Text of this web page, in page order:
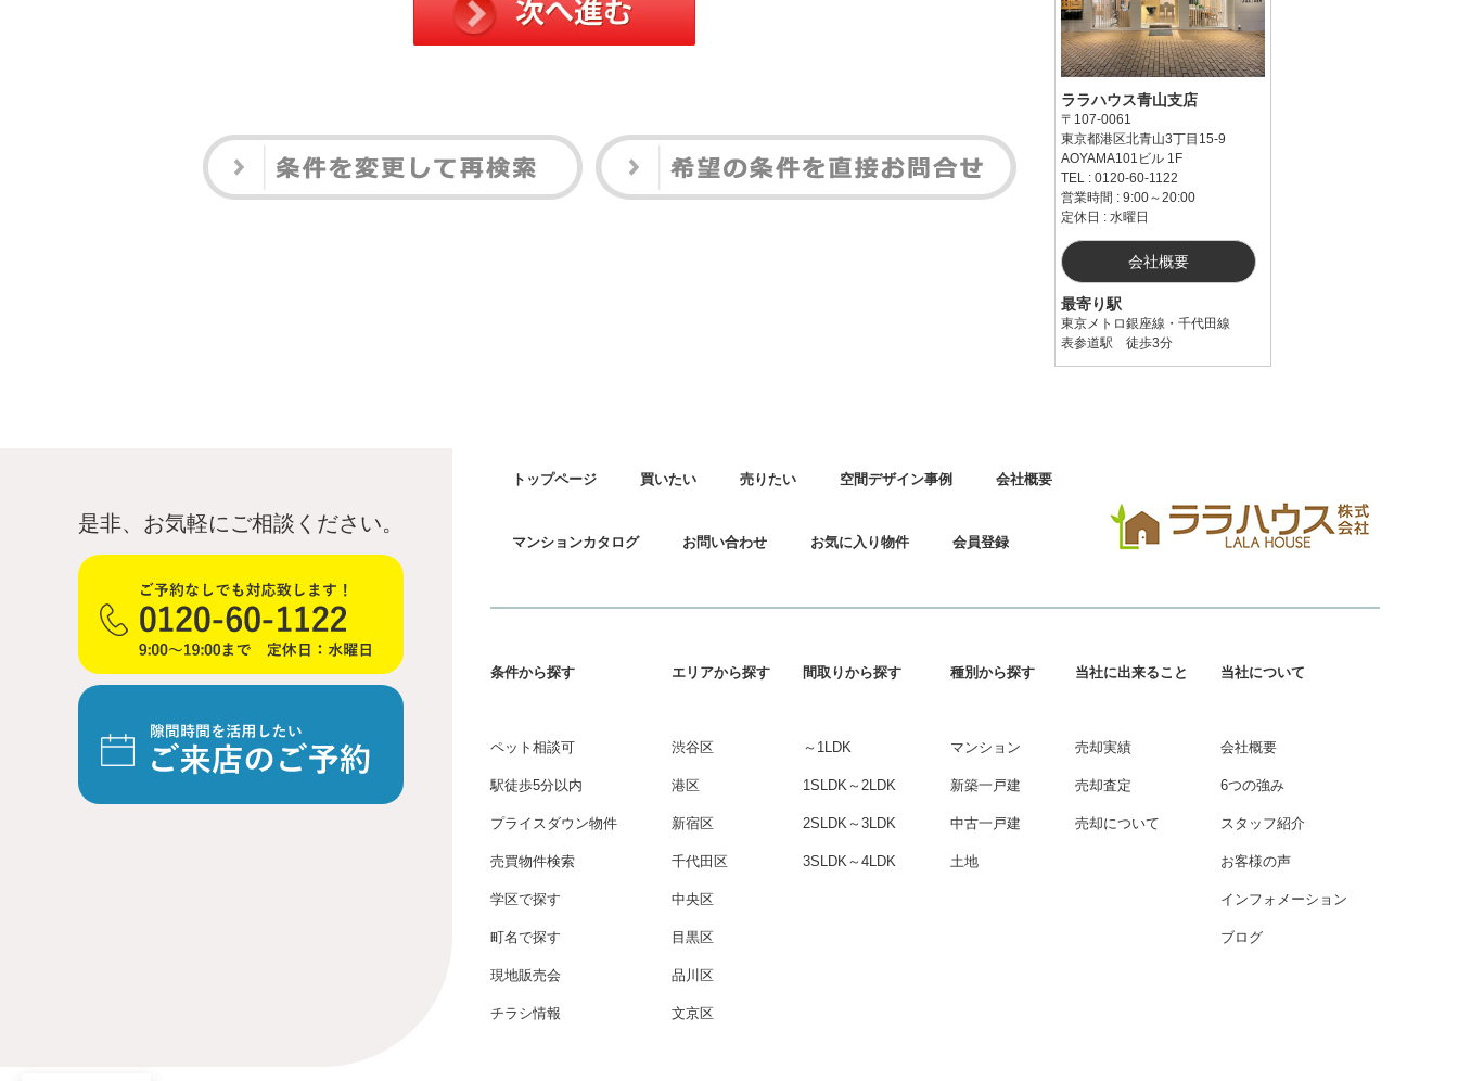
ララハウス青山支店
〒107-0061
東京都港区北青山3丁目15-9
AOYAMA101ビル 1F
TEL : 0120-60-1122
営業時間 : 9:00～20:00
定休日 : 水曜日
会社概要
最寄り駅
東京メトロ銀座線・千代田線
表参道駅 徒歩3分
是非、お気軽にご相談ください。
トップページ 買いたい 売りたい 空間デザイン事例 会社概要
マンションカタログ お問い合わせ お気に入り物件 会員登録
条件から探す
ペット相談可
駅徒歩5分以内
プライスダウン物件
売買物件検索
学区で探す
町名で探す
現地販売会
チラシ情報
エリアから探す
渋谷区
港区
新宿区
千代田区
中央区
目黒区
品川区
文京区
間取りから探す
～1LDK
1SLDK～2LDK
2SLDK～3LDK
3SLDK～4LDK
種別から探す
マンション
新築一戸建
中古一戸建
土地
当社に出来ること
売却実績
売却査定
売却について
当社について
会社概要
6つの強み
スタッフ紹介
お客様の声
インフォメーション
ブログ